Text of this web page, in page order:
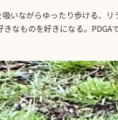
いながらゆったり歩ける、
なものを好きになる。